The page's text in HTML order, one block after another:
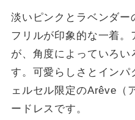
淡いピンクとラベンダー
フリルが印象的な一着
が、角度によっていろい
す。可愛らしさとイン
ェルセル限定のArêve（
ードレスです。